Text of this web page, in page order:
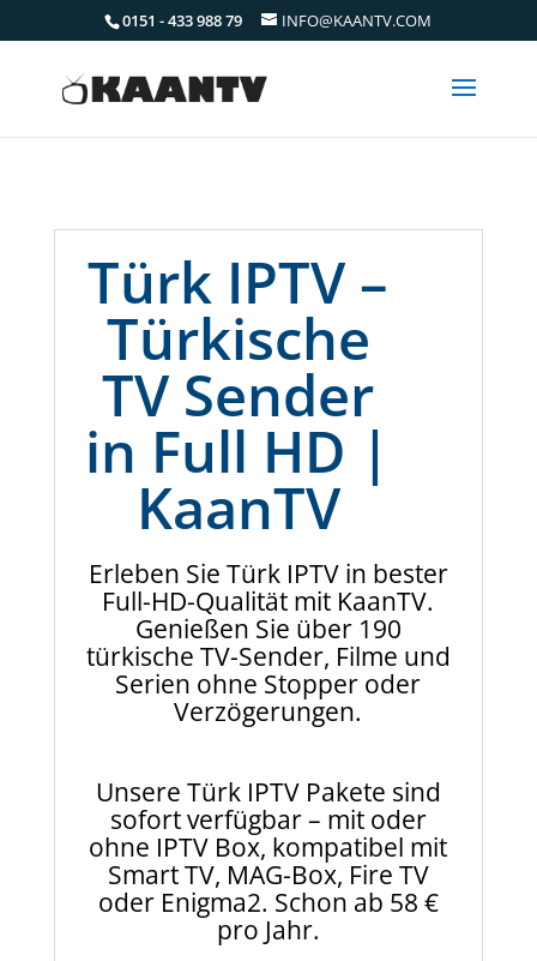
0151 - 433 988 79 INFO@KAANTV.COM
Türk IPTV –
Türkische
TV Sender
in Full HD |
KaanTV
Erleben Sie Türk IPTV in bester
Full-HD-Qualität mit KaanTV.
Genießen Sie über 190
türkische TV-Sender, Filme und
Serien ohne Stopper oder
Verzögerungen.
Unsere Türk IPTV Pakete sind
sofort verfügbar – mit oder
ohne IPTV Box, kompatibel mit
Smart TV, MAG-Box, Fire TV
oder Enigma2. Schon ab 58 €
pro Jahr.